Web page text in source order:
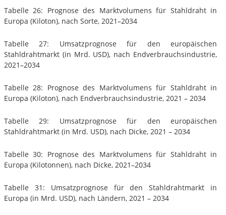
Tabelle 26: Prognose des Marktvolumens für Stahldraht in
Europa (Kiloton), nach Sorte, 2021–2034
Tabelle 27: Umsatzprognose für den europäischen
Stahldrahtmarkt (in Mrd. USD), nach Endverbrauchsindustrie,
2021–2034
Tabelle 28: Prognose des Marktvolumens für Stahldraht in
Europa (Kiloton), nach Endverbrauchsindustrie, 2021 – 2034
Tabelle 29: Umsatzprognose für den europäischen
Stahldrahtmarkt (in Mrd. USD), nach Dicke, 2021 – 2034
Tabelle 30: Prognose des Marktvolumens für Stahldraht in
Europa (Kilotonnen), nach Dicke, 2021–2034
Tabelle 31: Umsatzprognose für den Stahldrahtmarkt in
Europa (in Mrd. USD), nach Ländern, 2021 – 2034